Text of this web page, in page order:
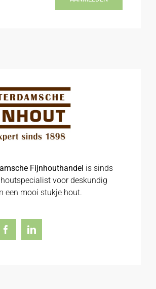
Fijnhouthandel is sinds
voor deskundig
een mooi stukje hout.